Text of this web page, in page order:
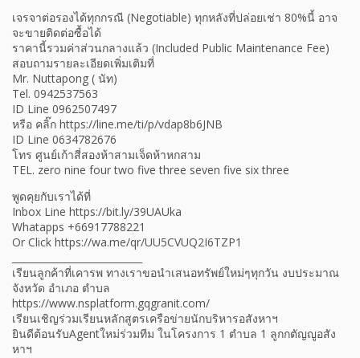
เจรจาต่อรองได้ทุกกรณี (Negotiable) ทุกหลังที่ปล่อยเช่า 80%นี้ อาจ
จะขายติดต่อซื้อได้
ราคานี้รวมค่าส่วนกลางแล้ว (Included Public Maintenance Fee)
สอบถามรายละเอียดเพิ่มเติมที่
Mr. Nuttapong ( นัท)
Tel. 0942537563
ID Line 0962507497
หรือ คลิ๊ก https://line.me/ti/p/vdap8b6JNB
ID Line 0634782676
โทร ศูนย์เก้าสี่สองห้าสามเจ็ดห้าหกสาม
TEL. zero nine four two five three seven five six three
พูดคุยกับเราได้ที่
Inbox Line https://bit.ly/39UAUka
Whatapps +66917788221
Or Click https://wa.me/qr/UU5CVUQ2I6TZP1
เรียนลูกค้าที่เคารพ ทางเราขอนำเสนอทรัพย์ใหม่ๆทุกวัน งบประมาณ
จังหวัด อำเภอ ตำบล
https://www.nsplatform.gqgranit.com/
เรียนเชิญร่วมเรียนหลักสูตรเครือข่ายนักบริหารอสังหาฯ
ยินดีต้อนรับAgentใหม่ร่วมทีม ในโครงการ 1 ตำบล 1 ลูกกตัญญูอสัง
หาฯ